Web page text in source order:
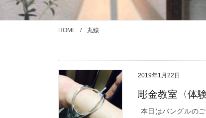
HOME 丸線
2019年1月22日
彫金教室〈体
本日はバングルのご